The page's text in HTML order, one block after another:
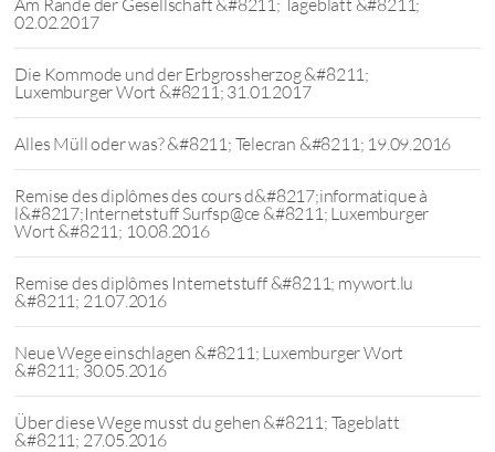
Am Rande der Gesellschaft &#8211; Tageblatt &#8211;
02.02.2017
Die Kommode und der Erbgrossherzog &#8211;
Luxemburger Wort &#8211; 31.01.2017
Alles Müll oder was? &#8211; Telecran &#8211; 19.09.2016
Remise des diplômes des cours d&#8217;informatique à
l&#8217;Internetstuff Surfsp@ce &#8211; Luxemburger
Wort &#8211; 10.08.2016
Remise des diplômes Internetstuff &#8211; mywort.lu
&#8211; 21.07.2016
Neue Wege einschlagen &#8211; Luxemburger Wort
&#8211; 30.05.2016
Über diese Wege musst du gehen &#8211; Tageblatt
&#8211; 27.05.2016